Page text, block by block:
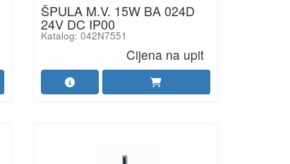
ŠPULA M.V. 15W BA 024D
24V DC IP00
Katalog: 042N7551
Cijena na upit